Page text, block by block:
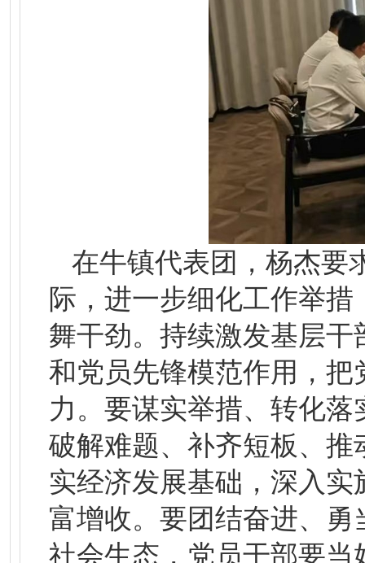
在牛镇代表团，杨杰要
际，进一步细化工作举
舞干劲。持续激发基层
和党员先锋模范作用，
力。要谋实举措、转化
破解难题、补齐短板、
实经济发展基础，深入
富增收。要团结奋进、
社会生态，党员干部要